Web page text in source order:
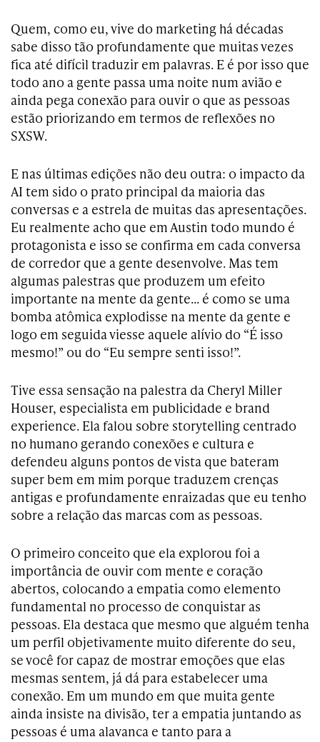
Quem, como eu, vive do marketing há décadas
sabe disso tão profundamente que muitas vezes
fica até difícil traduzir em palavras. E é por isso que
todo ano a gente passa uma noite num avião e
ainda pega conexão para ouvir o que as pessoas
estão priorizando em termos de reflexões no
SXSW.
E nas últimas edições não deu outra: o impacto da
AI tem sido o prato principal da maioria das
conversas e a estrela de muitas das apresentações.
Eu realmente acho que em Austin todo mundo é
protagonista e isso se confirma em cada conversa
de corredor que a gente desenvolve. Mas tem
algumas palestras que produzem um efeito
importante na mente da gente… é como se uma
bomba atômica explodisse na mente da gente e
logo em seguida viesse aquele alívio do “É isso
mesmo!” ou do “Eu sempre senti isso!”.
Tive essa sensação na palestra da Cheryl Miller
Houser, especialista em publicidade e brand
experience. Ela falou sobre storytelling centrado
no humano gerando conexões e cultura e
defendeu alguns pontos de vista que bateram
super bem em mim porque traduzem crenças
antigas e profundamente enraizadas que eu tenho
sobre a relação das marcas com as pessoas.
O primeiro conceito que ela explorou foi a
importância de ouvir com mente e coração
abertos, colocando a empatia como elemento
fundamental no processo de conquistar as
pessoas. Ela destaca que mesmo que alguém tenha
um perfil objetivamente muito diferente do seu,
se você for capaz de mostrar emoções que elas
mesmas sentem, já dá para estabelecer uma
conexão. Em um mundo em que muita gente
ainda insiste na divisão, ter a empatia juntando as
pessoas é uma alavanca e tanto para a